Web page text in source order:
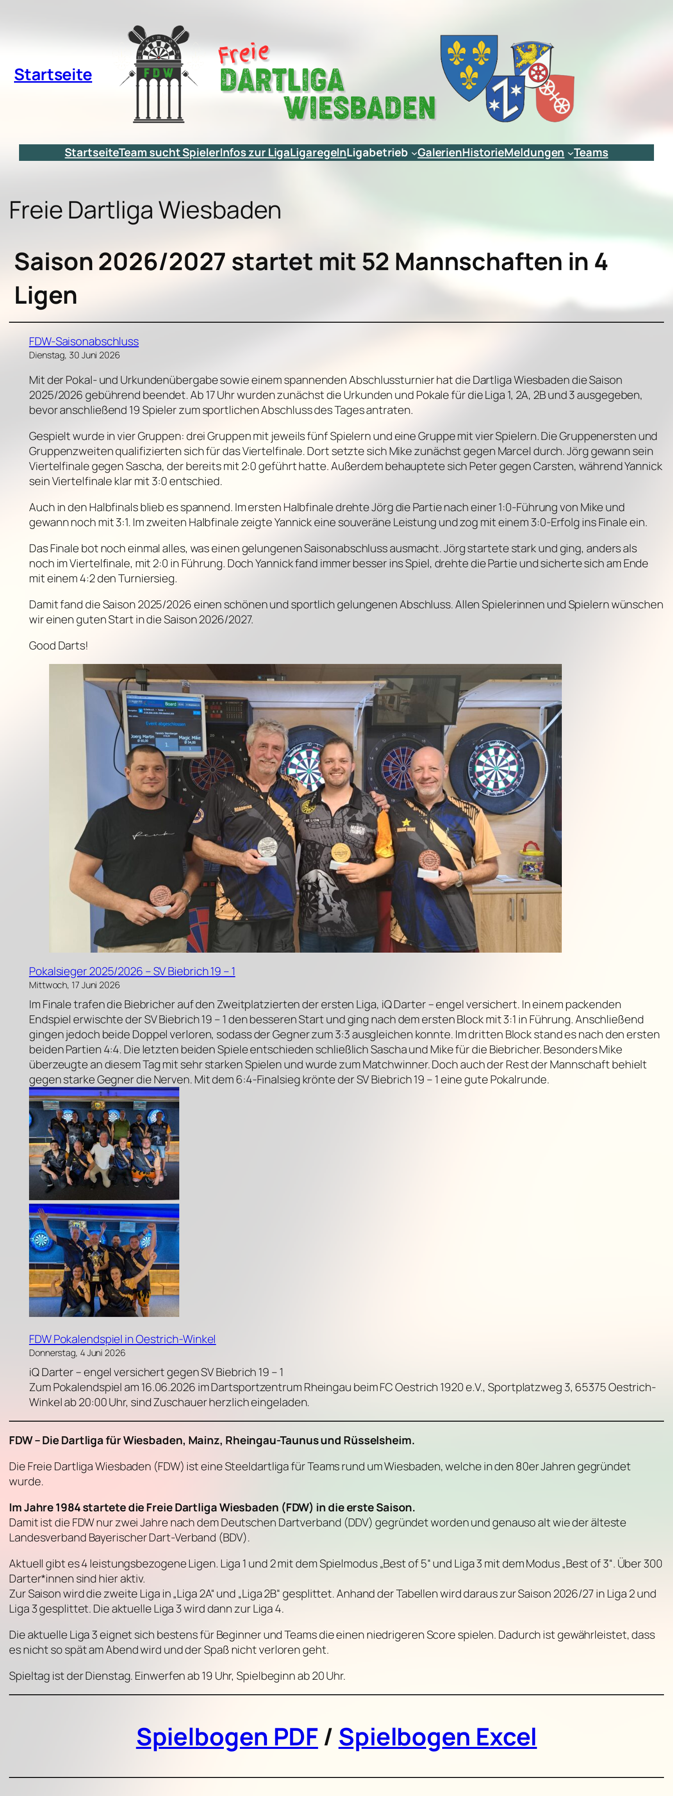
Startseite
StartseiteTeam sucht SpielerInfos zur LigaLigaregelnLigabetrieb GalerienHistorieMeldungen Teams
Freie Dartliga Wiesbaden
Saison 2026/2027 startet mit 52 Mannschaften in 4
Ligen
FDW-Saisonabschluss
Dienstag, 30 Juni 2026
Mit der Pokal- und Urkundenübergabe sowie einem spannenden Abschlussturnier hat die Dartliga Wiesbaden die Saison
2025/2026 gebührend beendet. Ab 17 Uhr wurden zunächst die Urkunden und Pokale für die Liga 1, 2A, 2B und 3 ausgegeben,
bevor anschließend 19 Spieler zum sportlichen Abschluss des Tages antraten.
Gespielt wurde in vier Gruppen: drei Gruppen mit jeweils fünf Spielern und eine Gruppe mit vier Spielern. Die Gruppenersten und
Gruppenzweiten qualifizierten sich für das Viertelfinale. Dort setzte sich Mike zunächst gegen Marcel durch. Jörg gewann sein
Viertelfinale gegen Sascha, der bereits mit 2:0 geführt hatte. Außerdem behauptete sich Peter gegen Carsten, während Yannick
sein Viertelfinale klar mit 3:0 entschied.
Auch in den Halbfinals blieb es spannend. Im ersten Halbfinale drehte Jörg die Partie nach einer 1:0-Führung von Mike und
gewann noch mit 3:1. Im zweiten Halbfinale zeigte Yannick eine souveräne Leistung und zog mit einem 3:0-Erfolg ins Finale ein.
Das Finale bot noch einmal alles, was einen gelungenen Saisonabschluss ausmacht. Jörg startete stark und ging, anders als
noch im Viertelfinale, mit 2:0 in Führung. Doch Yannick fand immer besser ins Spiel, drehte die Partie und sicherte sich am Ende
mit einem 4:2 den Turniersieg.
Damit fand die Saison 2025/2026 einen schönen und sportlich gelungenen Abschluss. Allen Spielerinnen und Spielern wünschen
wir einen guten Start in die Saison 2026/2027.
Good Darts!
Pokalsieger 2025/2026 – SV Biebrich 19 – 1
Mittwoch, 17 Juni 2026
Im Finale trafen die Biebricher auf den Zweitplatzierten der ersten Liga, iQ Darter – engel versichert. In einem packenden
Endspiel erwischte der SV Biebrich 19 – 1 den besseren Start und ging nach dem ersten Block mit 3:1 in Führung. Anschließend
gingen jedoch beide Doppel verloren, sodass der Gegner zum 3:3 ausgleichen konnte. Im dritten Block stand es nach den ersten
beiden Partien 4:4. Die letzten beiden Spiele entschieden schließlich Sascha und Mike für die Biebricher. Besonders Mike
überzeugte an diesem Tag mit sehr starken Spielen und wurde zum Matchwinner. Doch auch der Rest der Mannschaft behielt
gegen starke Gegner die Nerven. Mit dem 6:4-Finalsieg krönte der SV Biebrich 19 – 1 eine gute Pokalrunde.
FDW Pokalendspiel in Oestrich-Winkel
Donnerstag, 4 Juni 2026
iQ Darter – engel versichert gegen SV Biebrich 19 – 1
Zum Pokalendspiel am 16.06.2026 im Dartsportzentrum Rheingau beim FC Oestrich 1920 e.V., Sportplatzweg 3, 65375 Oestrich-
Winkel ab 20:00 Uhr, sind Zuschauer herzlich eingeladen.
FDW – Die Dartliga für Wiesbaden, Mainz, Rheingau-Taunus und Rüsselsheim.
Die Freie Dartliga Wiesbaden (FDW) ist eine Steeldartliga für Teams rund um Wiesbaden, welche in den 80er Jahren gegründet
wurde.
Im Jahre 1984 startete die Freie Dartliga Wiesbaden (FDW) in die erste Saison.
Damit ist die FDW nur zwei Jahre nach dem Deutschen Dartverband (DDV) gegründet worden und genauso alt wie der älteste
Landesverband Bayerischer Dart-Verband (BDV).
Aktuell gibt es 4 leistungsbezogene Ligen. Liga 1 und 2 mit dem Spielmodus „Best of 5“ und Liga 3 mit dem Modus „Best of 3“. Über 300
Darter*innen sind hier aktiv.
Zur Saison wird die zweite Liga in „Liga 2A“ und „Liga 2B“ gesplittet. Anhand der Tabellen wird daraus zur Saison 2026/27 in Liga 2 und
Liga 3 gesplittet. Die aktuelle Liga 3 wird dann zur Liga 4.
Die aktuelle Liga 3 eignet sich bestens für Beginner und Teams die einen niedrigeren Score spielen. Dadurch ist gewährleistet, dass
es nicht so spät am Abend wird und der Spaß nicht verloren geht.
Spieltag ist der Dienstag. Einwerfen ab 19 Uhr, Spielbeginn ab 20 Uhr.
Spielbogen PDF / Spielbogen Excel